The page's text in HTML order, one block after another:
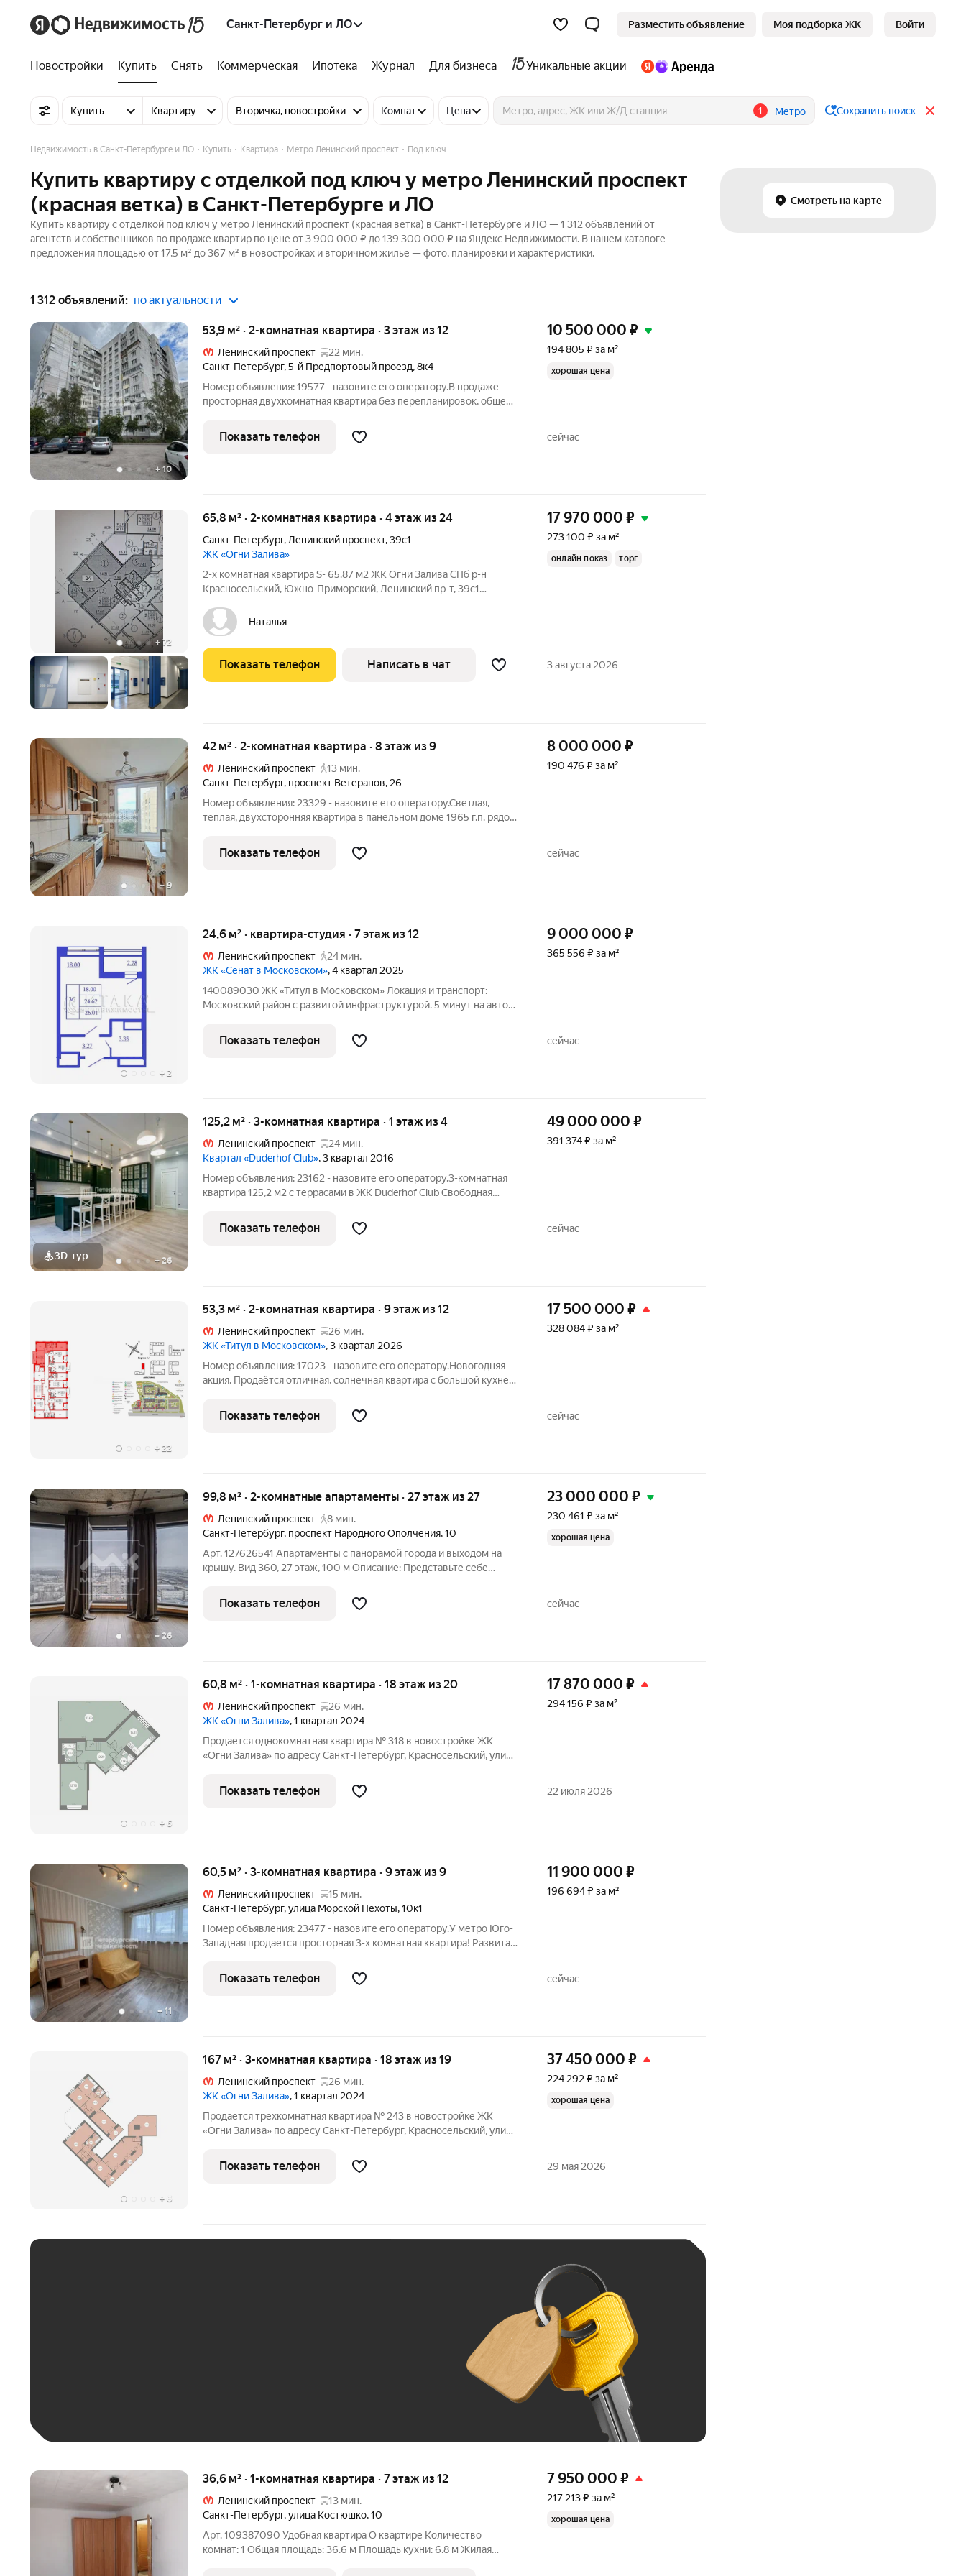
Санкт-Петербург и ЛО Разместить объявление Моя подборка ЖК Войти
Новостройки Купить Снять Коммерческая Ипотека Журнал Для бизнеса Уникальные акции
Купить Квартиру Вторичка, новостройки Комнат Цена 1 Метро Сохранить поиск
Смотреть на карте
Недвижимость в Санкт-Петербурге и ЛО Купить Квартира Метро Ленинский проспект Под ключ
Купить квартиру с отделкой под ключ у метро Ленинский проспект
(красная ветка) в Санкт-Петербурге и ЛО
Купить квартиру с отделкой под ключ у метро Ленинский проспект (красная ветка) в Санкт-Петербурге и ЛО — 1 312 объявлений от
агентств и собственников по продаже квартир по цене от 3 900 000 ₽ до 139 300 000 ₽ на Яндекс Недвижимости. В нашем каталоге
предложения площадью от 17,5 м² до 367 м² в новостройках и вторичном жилье — фото, планировки и характеристики.
1 312 объявлений: по актуальности
+ 10
53,9 м² · 2-комнатная квартира · 3 этаж из 12
Ленинский проспект
22 мин.
Санкт-Петербург,5-й Предпортовый проезд,8к4
Номер объявления: 19577 - назовите его оператору.В продаже
просторная двухкомнатная квартира без перепланировок, общей
3-м этаже 12-этажного панельного дома улучшенной 137-й серии,
1979 года
10 500 000 ₽
194 805 ₽ за м²
хорошая цена
Показать телефон сейчас
+ 72
65,8 м² · 2-комнатная квартира · 4 этаж из 24
Санкт-Петербург, Ленинский проспект,39с1
ЖК «Огни Залива»
2-х комнатная квартира S- 65.87 м2 ЖК Огни Залива СПб р-н
Красносельский, Южно-Приморский, Ленинский пр-т, 39с1
выходят во двор. Квартира с полной отделкой- комнаты обои,
санузлы кафель,
Наталья
17 970 000 ₽
273 100 ₽ за м²
онлайн показ торг
Показать телефон Написать в чат 3 августа 2026
+9
42 м² · 2-комнатная квартира · 8 этаж из 9
Ленинский проспект
13 мин.
Санкт-Петербург, проспект Ветеранов, 26
Номер объявления: 23329 - назовите его оператору.Светлая,
теплая, двухсторонняя квартира в панельном доме 1965 г.п. рядом
Вокруг много зелени, тихий и уютный двор. В пешей доступности
находятся
8 000 000 ₽
190 476 ₽ за м²
Показать телефон сейчас
+ 2
24,6 м² · квартира-студия · 7 этаж из 12
Ленинский проспект
24 мин.
ЖК «Сенат в Московском», 4 квартал 2025
140089030 ЖК «Титул в Московском» Локация и транспорт:
Московский район с развитой инфраструктурой. 5 минут на авто
Village и съезда на скоростной диаметр. 20 минут до центра
города.
9 000 000 ₽
365 556 ₽ за м²
Показать телефон сейчас
3D-тур + 26
125,2 м² · 3-комнатная квартира · 1 этаж из 4
Ленинский проспект
24 мин.
Квартал «Duderhof Club», 3 квартал 2016
Номер объявления: 23162 - назовите его оператору.3-комнатная
квартира 125,2 м2 с террасами в ЖК Duderhof Club Свободная
премиальном малоэтажном жилом комплексе Duderhof Club на
берегу Дудергофского
49 000 000 ₽
391 374 ₽ за м²
Показать телефон сейчас
+ 22
53,3 м² · 2-комнатная квартира · 9 этаж из 12
Ленинский проспект
26 мин.
ЖК «Титул в Московском», 3 квартал 2026
Номер объявления: 17023 - назовите его оператору.Новогодняя
акция. Продаётся отличная, солнечная квартира с большой кухней-
Московском районе. Имеется мастер-спальня с собственной
ванной
17 500 000 ₽
328 084 ₽ за м²
Показать телефон сейчас
+ 26
99,8 м² · 2-комнатные апартаменты · 27 этаж из 27
Ленинский проспект
8 мин.
Санкт-Петербург, проспект Народного Ополчения,10
Арт. 127626541 Апартаменты с панорамой города и выходом на
крышу. Вид 360, 27 этаж, 100 м Описание: Представьте себе
частью интерьера. Эти эксклюзивные апартаменты на 27 этаже
23 000 000 ₽
230 461 ₽ за м²
хорошая цена
Показать телефон сейчас
+ 6
60,8 м² · 1-комнатная квартира · 18 этаж из 20
Ленинский проспект
26 мин.
ЖК «Огни Залива», 1 квартал 2024
Продается однокомнатная квартира № 318 в новостройке ЖК
«Огни Залива» по адресу Санкт-Петербург, Красносельский, улица
этаж 18 из 20, секция 4. Тип проекта, по которому построен дом -
17 870 000 ₽
294 156 ₽ за м²
Показать телефон 22 июля 2026
+ 11
60,5 м² · 3-комнатная квартира · 9 этаж из 9
Ленинский проспект
15 мин.
Санкт-Петербург,улица Морской Пехоты,10к1
Номер объявления: 23477 - назовите его оператору.У метро Юго-
Западная продается просторная 3-х комнатная квартира! Развитая
Автово и Ленинский проспект. Дом расположен вдали от шумных
улиц.
11 900 000 ₽
196 694 ₽ за м²
Показать телефон сейчас
+ 6
167 м² · 3-комнатная квартира · 18 этаж из 19
Ленинский проспект
26 мин.
ЖК «Огни Залива», 1 квартал 2024
Продается трехкомнатная квартира № 243 в новостройке ЖК
«Огни Залива» по адресу Санкт-Петербург, Красносельский, улица
этаж 18 из 19, секция 3. Тип проекта, по которому построен дом -
37 450 000 ₽
224 292 ₽ за м²
хорошая цена
Показать телефон 29 мая 2026
36,6 м² · 1-комнатная квартира · 7 этаж из 12
Ленинский проспект
13 мин.
Санкт-Петербург,улица Костюшко,10
Арт. 109387090 Удобная квартира О квартире Количество
комнат: 1 Общая площадь: 36.6 м Площадь кухни: 6.8 м Жилая
7 950 000 ₽
217 213 ₽ за м²
хорошая цена